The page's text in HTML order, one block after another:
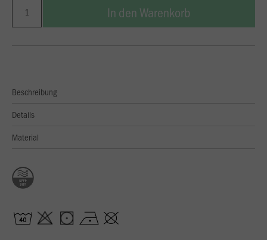
In den Warenkorb
Beschreibung
Details
Material